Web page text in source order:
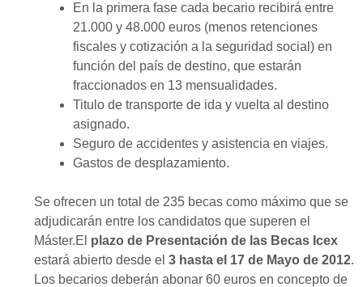
En la primera fase cada becario recibirá entre
21.000 y 48.000 euros (menos retenciones
fiscales y cotización a la seguridad social) en
función del país de destino, que estarán
fraccionados en 13 mensualidades.
Titulo de transporte de ida y vuelta al destino
asignado.
Seguro de accidentes y asistencia en viajes.
Gastos de desplazamiento.
Se ofrecen un total de 235 becas como máximo que se
adjudicarán entre los candidatos que superen el
Máster.El plazo de Presentación de las Becas Icex
estará abierto desde el3 hasta el 17 de Mayo de 2012.
Los becarios deberán abonar 60 euros en concepto de